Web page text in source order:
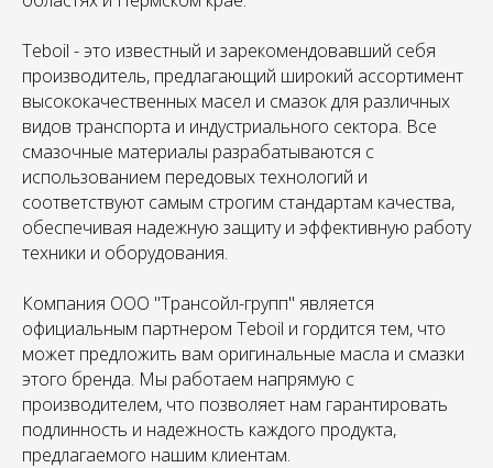
Teboil - это известный и зарекомендовавший себя
производитель, предлагающий широкий ассортимент
высококачественных масел и смазок для различных
видов транспорта и индустриального сектора. Все
смазочные материалы разрабатываются с
использованием передовых технологий и
соответствуют самым строгим стандартам качества,
обеспечивая надежную защиту и эффективную работу
техники и оборудования.
Компания ООО "Трансойл-групп" является
официальным партнером Teboil и гордится тем, что
может предложить вам оригинальные масла и смазки
этого бренда. Мы работаем напрямую с
производителем, что позволяет нам гарантировать
подлинность и надежность каждого продукта,
предлагаемого нашим клиентам.